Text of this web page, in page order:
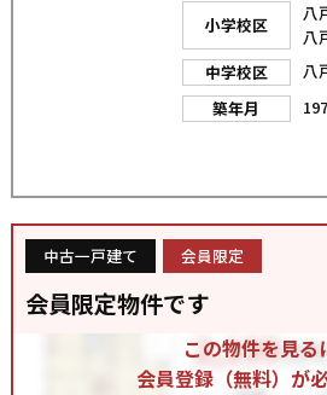
小学校区
八
八
中学校区
八
築年月
中古一戸建て 会員限定
会員限定物件です
この物件を見る
会員登録（無料）が必